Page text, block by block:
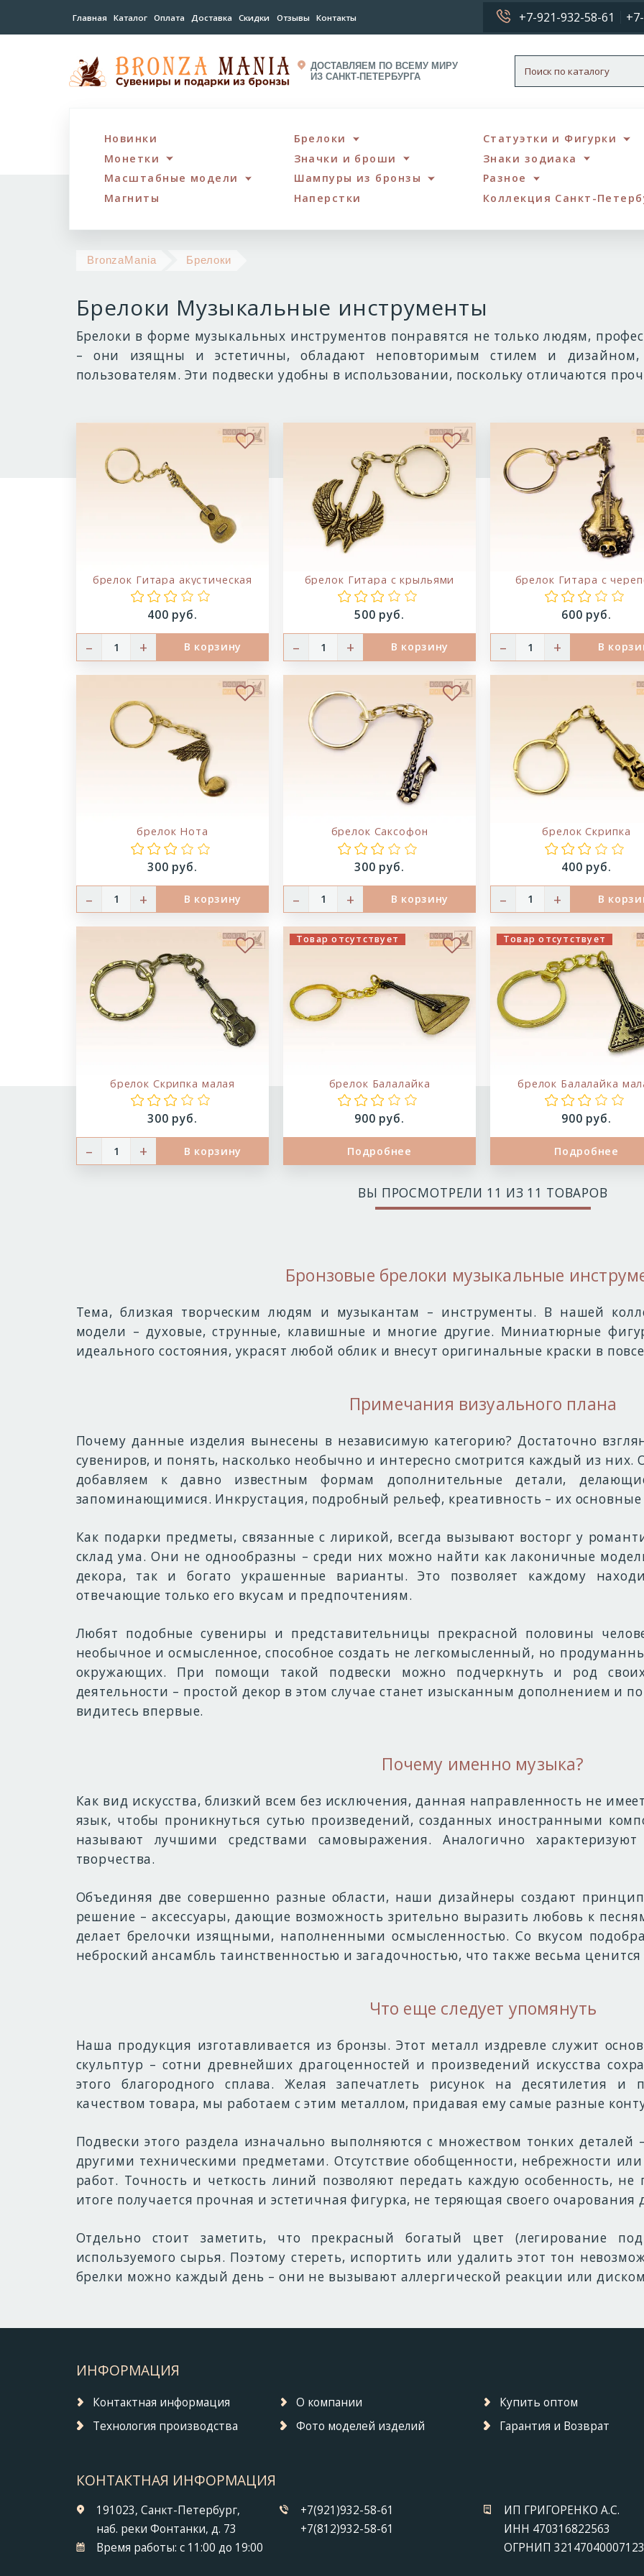
Главная Каталог Оплата Доставка Скидки Отзывы Контакты +7-921-932-58-61
ДОСТАВЛЯЕМ ПО ВСЕМУ МИРУ
ИЗ САНКТ-ПЕТЕРБУРГА
Новинки Брелоки Статуэтки и Фигурки
Монетки
Значки и броши Знаки зодиака
Масштабные модели
Шампуры из бронзы Разное
Магниты
Наперстки Коллекция Санкт-
BronzaMania Брелоки
Брелоки Музыкальные инструменты
Брелоки в форме музыкальных инструментов понравятся не только людям,
– они изящны и эстетичны, обладают неповторимым стилем и
пользователям. Эти подвески удобны в использовании, поскольку отличаются
брелок Гитара акустическая
Цена:
400 руб.
– + В корзину
брелок Гитара с крыльями
Цена:
500 руб.
– + В корзину
В избранное
брелок Гитара с
Цена:
600 руб.
– + В
брелок Нота
Цена:
300 руб.
– + В корзину
В избранное
брелок Саксофон
Цена:
300 руб.
– + В корзину
брелок Скрипка
Цена:
400 руб.
– + В
брелок Скрипка малая
Цена:
300 руб.
– + В корзину
брелок Балалайка
Цена:
900 руб.
Товар отсутствует
Подробнее
брелок Балалайка
Цена:
900 руб.
Товар отсутствует
Подробнее
ВЫ ПРОСМОТРЕЛИ 11 ИЗ 11 ТОВАРОВ
Бронзовые брелоки музыкальные
Тема, близкая творческим людям и музыкантам – инструменты. В нашей
модели – духовые, струнные, клавишные и многие другие. Миниатюрные
идеального состояния, украсят любой облик и внесут оригинальные краски в
Примечания визуального плана
Почему данные изделия вынесены в независимую категорию? Достаточно
сувениров, и понять, насколько необычно и интересно смотрится каждый из
добавляем к давно известным формам дополнительные детали,
запоминающимися. Инкрустация, подробный рельеф, креативность – их
Как подарки предметы, связанные с лирикой, всегда вызывают восторг у
склад ума. Они не однообразны – среди них можно найти как лаконичные
декора, так и богато украшенные варианты. Это позволяет каждому
отвечающие только его вкусам и предпочтениям.
Любят подобные сувениры и представительницы прекрасной половины
необычное и осмысленное, способное создать не легкомысленный, но
окружающих. При помощи такой подвески можно подчеркнуть и род
деятельности – простой декор в этом случае станет изысканным дополнением и
видитесь впервые.
Почему именно музыка?
Как вид искусства, близкий всем без исключения, данная направленность не
язык, чтобы проникнуться сутью произведений, созданных иностранными
называют лучшими средствами самовыражения. Аналогично
творчества.
Объединяя две совершенно разные области, наши дизайнеры создают
решение – аксессуары, дающие возможность зрительно выразить любовь к
делает брелочки изящными, наполненными осмысленностью. Со вкусом
неброский ансамбль таинственностью и загадочностью, что также весьма
Что еще следует упомянуть
Наша продукция изготавливается из бронзы. Этот металл издревле служит
скульптур – сотни древнейших драгоценностей и произведений искусства
этого благородного сплава. Желая запечатлеть рисунок на десятилетия и
качеством товара, мы работаем с этим металлом, придавая ему самые разные
Подвески этого раздела изначально выполняются с множеством тонких
другими техническими предметами. Отсутствие обобщенности, небрежности
работ. Точность и четкость линий позволяют передать каждую особенность,
итоге получается прочная и эстетичная фигурка, не теряющая своего
Отдельно стоит заметить, что прекрасный богатый цвет (легирование
используемого сырья. Поэтому стереть, испортить или удалить этот тон
брелки можно каждый день – они не вызывают аллергической реакции или
ИНФОРМАЦИЯ
Контактная информация О компании Купить оптом
Технология производства
Фото моделей изделий Гарантия и Возврат
КОНТАКТНАЯ ИНФОРМАЦИЯ
191023, Санкт-Петербург,
наб. реки Фонтанки, д. 73
Время работы: с 11:00 до 19:00
+7(921)932-58-61
+7(812)932-58-61
ИП ГРИГОРЕНКО А.С.
ИНН 470316822563
ОГРНИП